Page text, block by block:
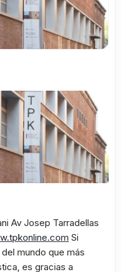
Av Josep Tarradellas
Si
mundo que más
es gracias a